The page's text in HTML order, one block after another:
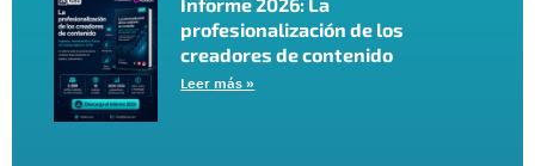
profesionalización de los
creadores de contenido
Leer más »